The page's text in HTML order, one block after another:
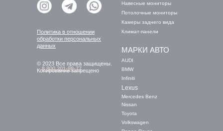
МАРКИ АВТО
Навесные мониторы
Потолочные мониторы
Камеры заднего вида
Климат-панели
AUDI
BMW
Infiniti
Lexus
Mercedes Benz
Nissan
Toyota
Volkswagen
Политика в отношении
обработки персональных
данных
© 2023 Все права защищены.
Копирование запрещено
8 800 201-98-77